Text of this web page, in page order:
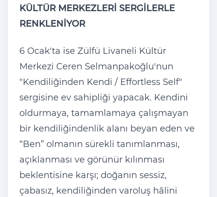
KÜLTÜR MERKEZLERİ SERGİLERLE
RENKLENİYOR
6 Ocak'ta ise Zülfü Livaneli Kültür
Merkezi Ceren Selmanpakoğlu'nun
"Kendiliğinden Kendi / Effortless Self"
sergisine ev sahipliği yapacak. Kendini
oldurmaya, tamamlamaya çal ışmayan
bir kendiliğindenlik alanı beyan eden ve
“Ben” olmanın sürekli tanımlanması,
açıklanması ve görünür kılınması
beklentisine karşı; doğanın sessiz,
çabasız, kendiliğinden varoluş hâlini